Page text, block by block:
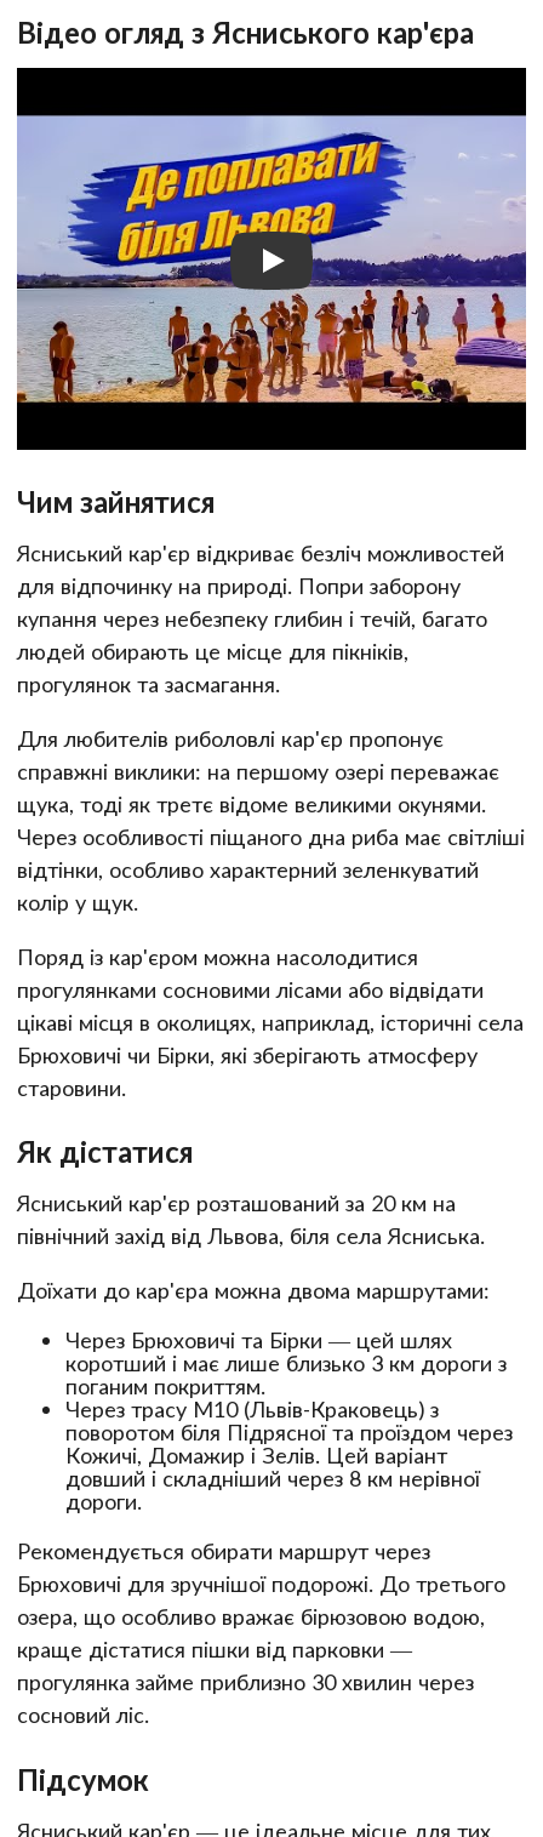
Відео огляд з Ясниського кар'єра
Чим зайнятися
Ясниський кар'єр відкриває безліч можливостей
для відпочинку на природі. Попри заборону
купання через небезпеку глибин і течій, багато
людей обирають це місце для пікніків,
прогулянок та засмагання.
Для любителів риболовлі кар'єр пропонує
справжні виклики: на першому озері переважає
щука, тоді як третє відоме великими окунями.
Через особливості піщаного дна риба має світліші
відтінки, особливо характерний зеленкуватий
колір у щук.
Поряд із кар'єром можна насолодитися
прогулянками сосновими лісами або відвідати
цікаві місця в околицях, наприклад, історичні села
Брюховичі чи Бірки, які зберігають атмосферу
старовини.
Як дістатися
Ясниський кар'єр розташований за 20 км на
північний захід від Львова, біля села Ясниська.
Доїхати до кар'єра можна двома маршрутами:
Через Брюховичі та Бірки — цей шлях
коротший і має лише близько 3 км дороги з
поганим покриттям.
Через трасу М10 (Львів-Краковець) з
поворотом біля Підрясної та проїздом через
Кожичі, Домажир і Зелів. Цей варіант
довший і складніший через 8 км нерівної
дороги.
Рекомендується обирати маршрут через
Брюховичі для зручнішої подорожі. До третього
озера, що особливо вражає бірюзовою водою,
краще дістатися пішки від парковки —
прогулянка займе приблизно 30 хвилин через
сосновий ліс.
Підсумок
Ясниський кар'єр — це ідеальне місце для тих,